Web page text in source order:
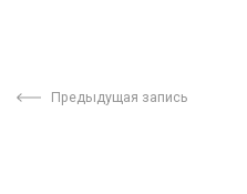
Предыдущая запись